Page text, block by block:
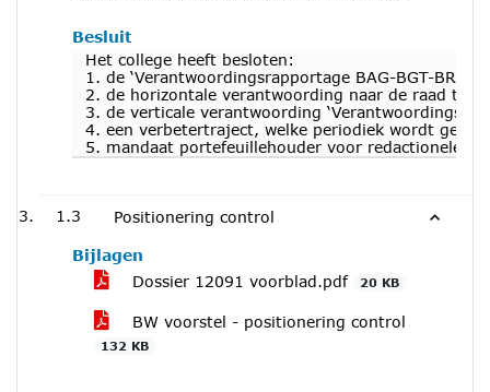
Besluit
Het college heeft besloten:
1. de ‘Verantwoordingsrapportage BAG-BGT-BRO
2. de horizontale verantwoording naar de raad te
3. de verticale verantwoording
4. een verbetertraject, welke periodiek wordt
5. mandaat portefeuillehouder voor redactionele
1.3 Positionering control
Bijlagen
Dossier 12091 voorblad.pdf
20 KB
BW voorstel - positionering control
132 KB